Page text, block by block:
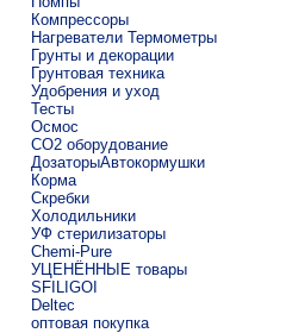
Компрессоры
Нагреватели Термометры
Грунты и декорации
Грунтовая техника
Удобрения и уход
Тесты
Осмос
CO2 оборудование
ДозаторыАвтокормушки
Корма
Скребки
Холодильники
УФ стерилизаторы
Chemi-Pure
УЦЕНЁННЫЕ товары
SFILIGOI
Deltec
оптовая покупка